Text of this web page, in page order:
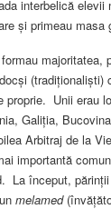
interbelică elevii
și primeau masa
majoritatea,
(tradiționaliști)
proprie. Unii erau
Galiția,
Arbitraj de la
importantă
La început,
melamed